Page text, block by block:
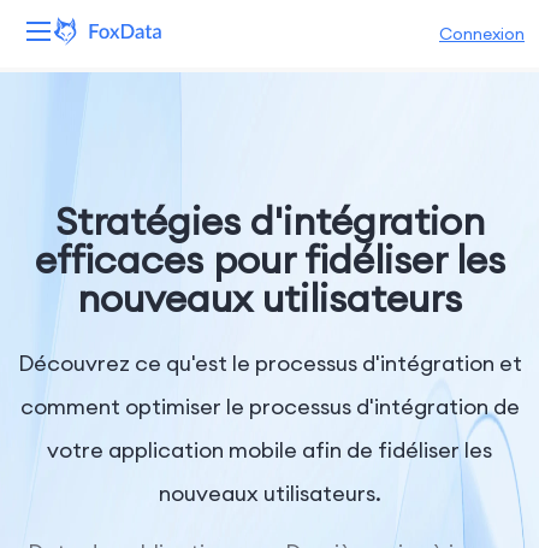
Connexion
Solutions
Ressources
Tarifs
Entreprise
Stratégies d'intégration
efficaces pour fidéliser les
nouveaux utilisateurs
Découvrez ce qu'est le processus d'intégration et
comment optimiser le processus d'intégration de
votre application mobile afin de fidéliser les
nouveaux utilisateurs.